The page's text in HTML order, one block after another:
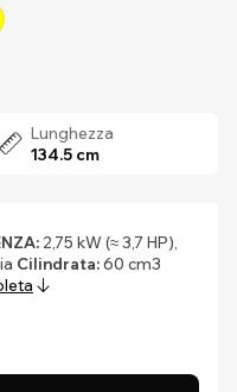
Lunghezza
134.5 cm
2,75 kW (≈ 3,7 HP),
Cilindrata:60 cm3